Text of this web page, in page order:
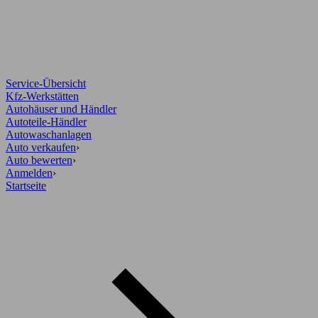
Service-Übersicht
Kfz-Werkstätten
Autohäuser und Händler
Autoteile-Händler
Autowaschanlagen
Auto verkaufen›
Auto bewerten›
Anmelden›
Startseite